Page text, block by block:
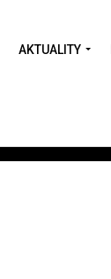
AKTUALITY